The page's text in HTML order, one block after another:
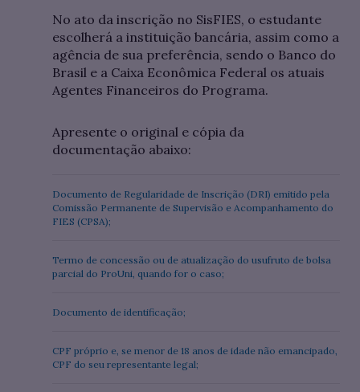
No ato da inscrição no SisFIES, o estudante
escolherá a instituição bancária, assim como a
agência de sua preferência, sendo o Banco do
Brasil e a Caixa Econômica Federal os atuais
Agentes Financeiros do Programa.
Apresente o original e cópia da
documentação abaixo:
Documento de Regularidade de Inscrição (DRI) emitido pela
Comissão Permanente de Supervisão e Acompanhamento do
FIES (CPSA);
Termo de concessão ou de atualização do usufruto de bolsa
parcial do ProUni, quando for o caso;
Documento de identificação;
CPF próprio e, se menor de 18 anos de idade não emancipado,
CPF do seu representante legal;